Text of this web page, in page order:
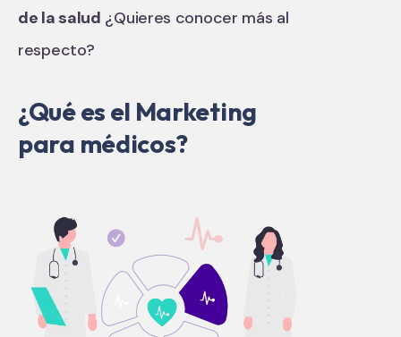
de la salud ¿Quieres conocer más al
respecto?
¿Qué es el Marketing
para médicos?